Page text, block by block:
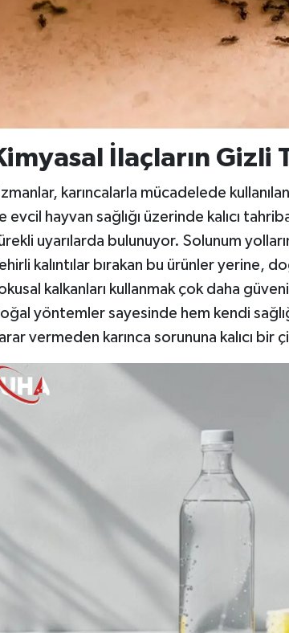
İlaçların Gizli
karıncalarla mücadelede
evcil hayvan sağlığı üzerinde kalıcı
uyarılarda bulunuyor. Solunum
kalıntılar bırakan bu ürünler yerine,
kalkanları kullanmak çok daha
yöntemler sayesinde hem kendi
vermeden karınca sorununa kalıcı bir